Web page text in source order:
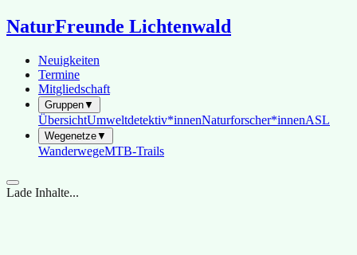
NaturFreunde Lichtenwald
Neuigkeiten
Termine
Mitgliedschaft
Gruppen▼
ÜbersichtUmweltdetektiv*innenNaturforscher*innenASL
Wegenetze▼
WanderwegeMTB-Trails
Lade Inhalte...